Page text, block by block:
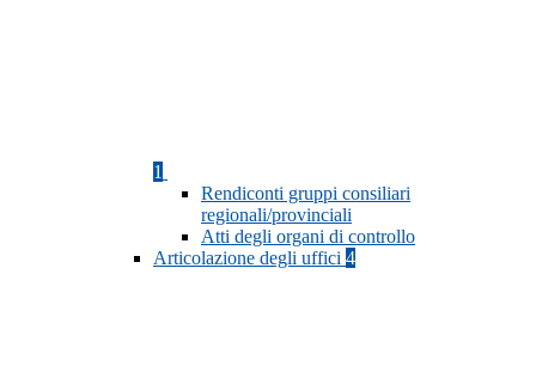
1
Rendiconti gruppi consiliari
regionali/provinciali
Atti degli organi di controllo
Articolazione degli uffici 4